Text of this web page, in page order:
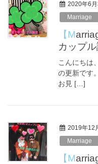
2020年6月
Marriage
【Marriage 】成婚報告 第３号成婚
カップル
こんにちは
の更新です
お見 […]
2019年12
Marriage
【